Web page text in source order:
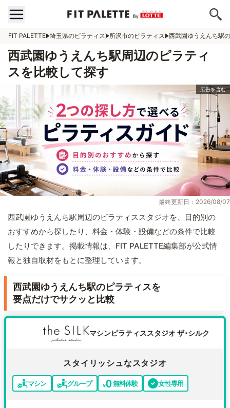
FIT PALETTE 埼玉県のピラティス 所沢市のピラティス 西武園ゆうえんち駅
西武園ゆうえんち駅周辺のピラティ
スを比較して探す
最終更新日：2026/08/07
西武園ゆうえんち駅周辺のピラティススタジオを、目的別の
おすすめから探したり、料金・体験・設備などの条件で比較
したりできます。掲載情報は、FIT PALETTE編集部が公式情
報と独自取材をもとに整理しています。
西武園ゆうえんち駅のピラティスを
要点だけでサクッと比較
マシンピラティススタジオ ザ･シルク
スタイリッシュなスタジオ
マシン グループ 無料体験 女性専用